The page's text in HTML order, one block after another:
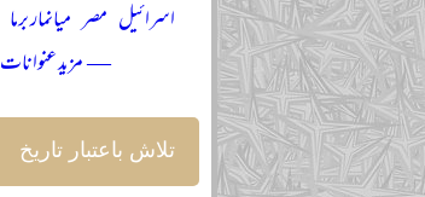
اسرائیل مصر میانمار برما
— مزید عنوانات
تلاش باعتبار تاریخ